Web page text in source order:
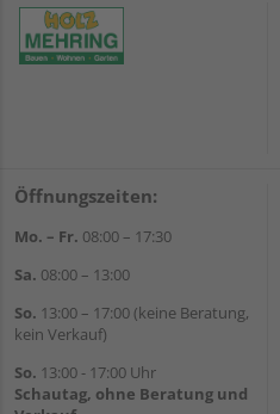
Öffnungszeiten:
Mo. – Fr. 08:00 – 17:30
Sa. 08:00 – 13:00
So. 13:00 – 17:00 (keine Beratung,
kein Verkauf)
So. 13:00 - 17:00 Uhr
Schautag, ohne Beratung und